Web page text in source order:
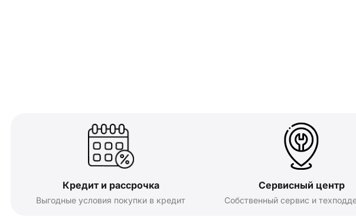
Кредит и рассрочка
Выгодные условия покупки в кредит
Сервисный центр
Собственный сервис и